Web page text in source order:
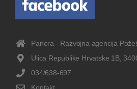
Panora - Razvojna agencija
Ulica Republike Hrvatske 1B,
034/638-697